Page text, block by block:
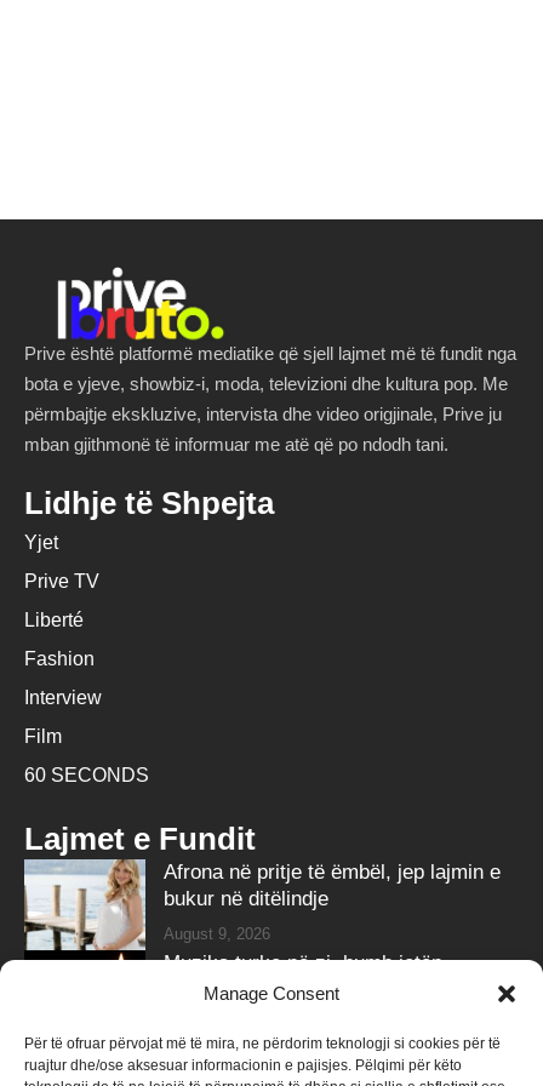
Manage Consent
Për të ofruar përvojat më të mira, ne përdorim teknologji si cookies për të
ruajtur dhe/ose aksesuar informacionin e pajisjes. Pëlqimi për këto
Prive është platformë mediatike që sjell lajmet më të fundit nga
bota e yjeve, showbiz-i, moda, televizioni dhe kultura pop. Me
përmbajtje ekskluzive, intervista dhe video origjinale, Prive ju
mban gjithmonë të informuar me atë që po ndodh tani.
Lidhje të Shpejta
Yjet
Prive TV
Liberté
Fashion
Interview
Film
60 SECONDS
Lajmet e Fundit
Afrona në pritje të ëmbël, jep lajmin e
bukur në ditëlindje
August 9, 2026
Muzika turke në zi, humb jetën
këngëtarja e njohur
Follow Us